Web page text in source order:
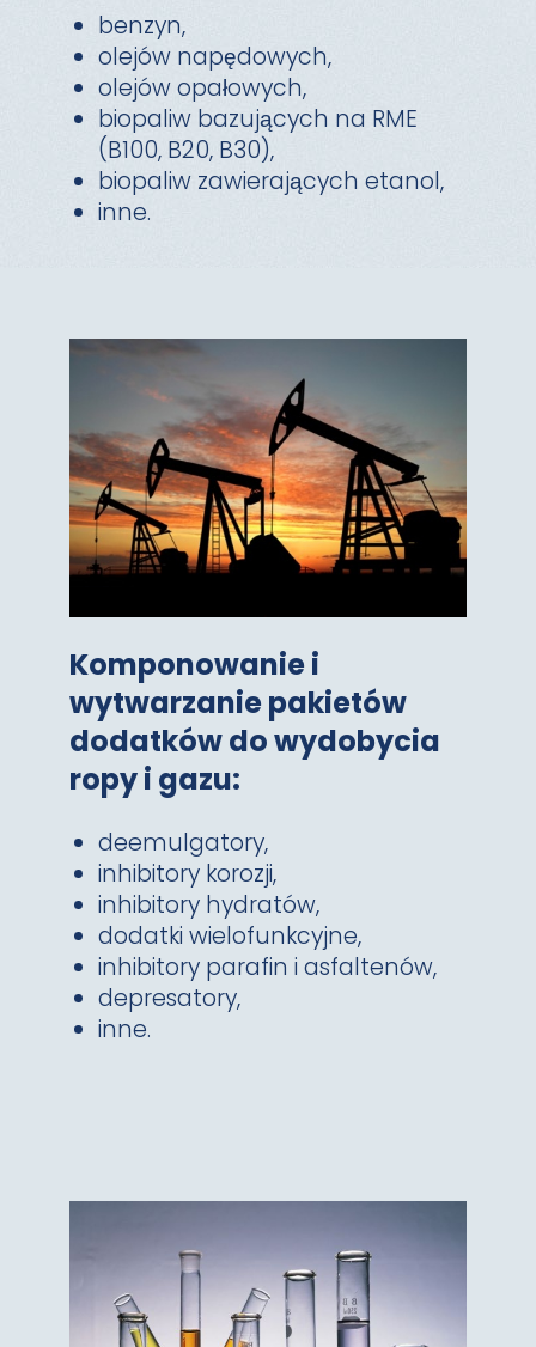
benzyn,
olejów napędowych,
olejów opałowych,
biopaliw bazujących na RME
(B100, B20, B30),
biopaliw zawierających etanol,
inne.
Komponowanie i
wytwarzanie pakietów
dodatków do wydobycia
ropy i gazu:
deemulgatory,
inhibitory korozji,
inhibitory hydratów,
dodatki wielofunkcyjne,
inhibitory parafin i asfaltenów,
depresatory,
inne.